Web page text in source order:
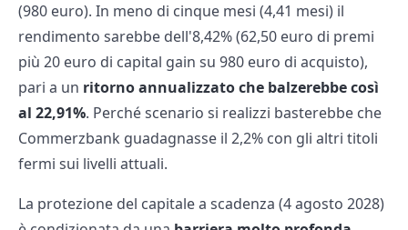
(980 euro). In meno di cinque mesi (4,41 mesi) il
rendimento sarebbe dell'8,42% (62,50 euro di premi
più 20 euro di capital gain su 980 euro di acquisto),
pari a un ritorno annualizzato che balzerebbe così
al 22,91%. Perché scenario si realizzi basterebbe che
Commerzbank guadagnasse il 2,2% con gli altri titoli
fermi sui livelli attuali.
La protezione del capitale a scadenza (4 agosto 2028)